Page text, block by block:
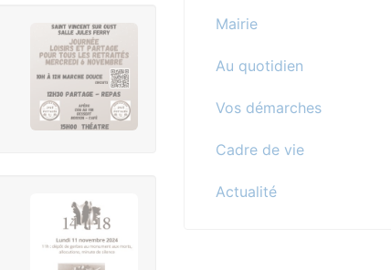
Mairie
Au quotidien
Vos démarches
Cadre de vie
Actualité